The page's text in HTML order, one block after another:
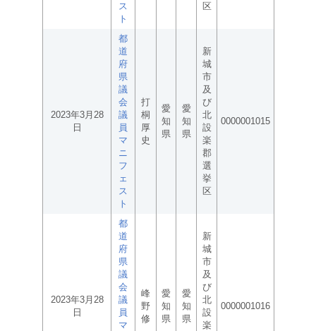
ス
ト
区
2023年3月28
日
都
道
府
県
議
会
議
員
マ
ニ
フ
ェ
ス
ト
打
桐
厚
史
愛
知
県
愛
知
県
新
城
市
及
び
北
設
楽
郡
選
挙
区
0000001015
2023年3月28
日
都
道
府
県
議
会
議
員
マ
峰
野
修
愛
知
県
愛
知
県
新
城
市
及
び
北
設
楽
0000001016